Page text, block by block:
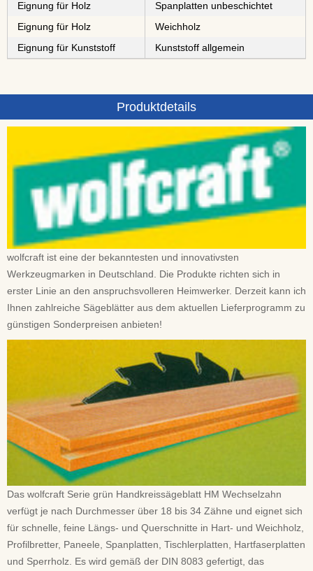
Eignung für Holz
⁠⁠⁠⁠⁠⁠⁠⁠Spanplatten unbeschichtet
Eignung für Holz
⁠Weichholz
Eignung für Kunststoff
Kunststoff allgemein
Produktdetails
wolfcraft ist eine der bekanntesten und innovativsten
Werkzeugmarken in Deutschland. Die Produkte richten sich in
erster Linie an den anspruchsvolleren Heimwerker. Derzeit kann ich
Ihnen zahlreiche Sägeblätter aus dem aktuellen Lieferprogramm zu
günstigen Sonderpreisen anbieten!
Das wolfcraft Serie grün Handkreissägeblatt HM Wechselzahn
verfügt je nach Durchmesser über 18 bis 34 Zähne und eignet sich
für schnelle, feine Längs- und Querschnitte in Hart- und Weichholz,
Profilbretter, Paneele, Spanplatten, Tischlerplatten, Hartfaserplatten
und Sperrholz. Es wird gemäß der DIN 8083 gefertigt, das